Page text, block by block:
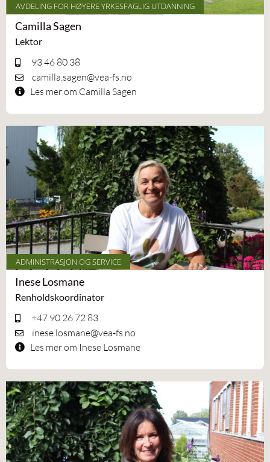
AVDELING FOR HØYERE YRKESFAGLIG UTDANNING
Camilla Sagen
Lektor
93 46 80 38
camilla.sagen@vea-fs.no
Les mer om Camilla Sagen
ADMINISTRASJON OG SERVICE
Inese Losmane
Renholdskoordinator
+47 90 26 72 83
inese.losmane@vea-fs.no
Les mer om Inese Losmane